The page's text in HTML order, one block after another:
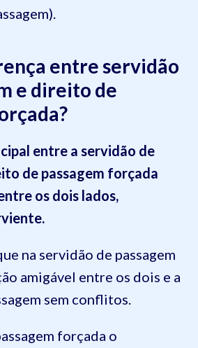
entre servidão
e direito de
entre a servidão de
de passagem forçada
os dois lados,
na servidão de passagem
amigável entre os dois e a
sem conflitos.
forçada o